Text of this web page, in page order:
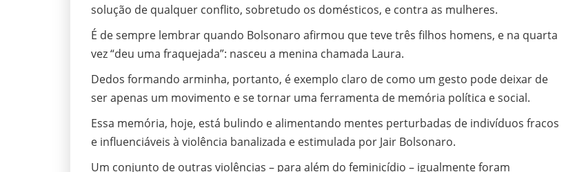
solução de qualquer conflito, sobretudo os domésticos, e contra as mulheres.
É de sempre lembrar quando Bolsonaro afirmou que teve três filhos homens, e na quarta
vez “deu uma fraquejada”: nasceu a menina chamada Laura.
Dedos formando arminha, portanto, é exemplo claro de como um gesto pode deixar de
ser apenas um movimento e se tornar uma ferramenta de memória política e social.
Essa memória, hoje, está bulindo e alimentando mentes perturbadas de indivíduos fracos
e influenciáveis à violência banalizada e estimulada por Jair Bolsonaro.
Um conjunto de outras violências – para além do feminicídio – igualmente foram